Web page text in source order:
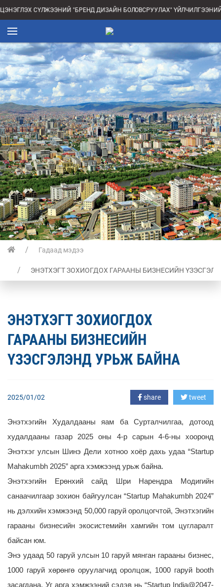
СҮЛЖЭЭНИЙ "БРЕНД ДИЗАЙН БОЛОВСРУУЛАХ" ҮЙЛЧИЛГЭЭНИЙ
Гадаад мэдээ
ЭНЭТХЭГТ ЗОХИОГДОХ ГАРААНЫ БИЗНЕСИЙН
ЭНЭТХЭГТ ЗОХИОГДОХ
ГАРААНЫ БИЗНЕСИЙН
ҮЗЭСГЭЛЭНД УРЬЖ БАЙНА
2025/01/02 share tweet
Энэтхэгийн Худалдааныяам ба Сурталчилгаа, дотоод
худалдааны газар 2025 оны 4-р сарын 4-6-ны хооронд
Энэтхэг улсын Шинэ Дели хотноо хоёр дахь удаа “Startup
Mahakumbh 2025” арга хэмжээнд урьж байна.
Энэтхэгийн Ерөнхий сайд Шри Нарендра Модигийн
санаачилгаар зохион байгуулсан “Startup Mahakumbh 2024”
нь дэлхийн хэмжээнд 50,000 гаруй оролцогчтой, Энэтхэгийн
гарааны бизнесийн экосистемийн хамгийн том цугларалт
байсан юм.
Энэ удаад 50 гаруй улсын 10 гаруй мянган гарааны бизнес,
1000 гаруй хөрөнгө оруулагчид оролцож, 1000 гаруй booth
засагдана. Уг арга хэмжээний сэдэв нь “Startup India@2047-